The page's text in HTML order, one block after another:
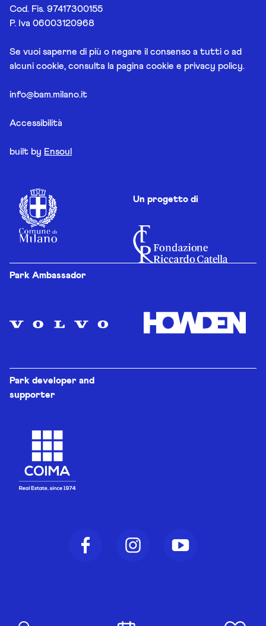
Cod. Fis. 97417300155
P. Iva 06003120968
Se vuoi saperne di più o negare il consenso a tutti o ad
alcuni cookie, consulta la pagina cookie e privacy policy.
info@bam.milano.it
Accessibilità
built by Ensoul
Un progetto di
Park Ambassador
Park developer and
supporter